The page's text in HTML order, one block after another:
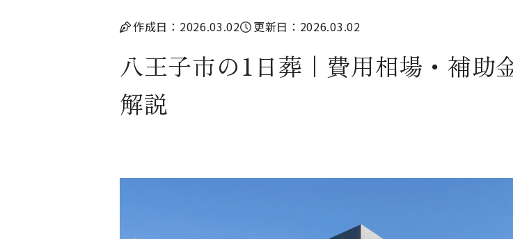
作成日：2026.03.02 更新日：2026.03.02
八王子市の1日葬｜費用相場・補助
解説